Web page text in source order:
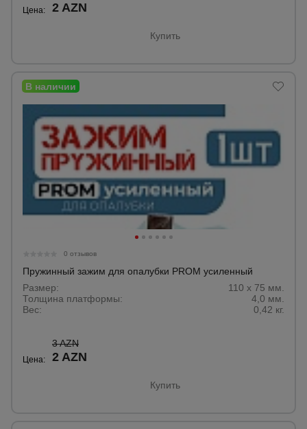
Цена: 2 AZN
Купить
0 отзывов
Пружинный зажим для опалубки PROM усиленный
Размер:
110 х 75 мм.
Толщина платформы:
4,0 мм.
Вес:
0,42 кг.
Цена:
3 AZN
2 AZN
Купить